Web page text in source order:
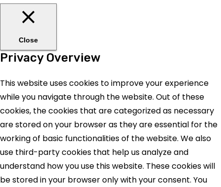
Close
Privacy Overview
This website uses cookies to improve your experience
while you navigate through the website. Out of these
cookies, the cookies that are categorized as necessary
are stored on your browser as they are essential for the
working of basic functionalities of the website. We also
use third-party cookies that help us analyze and
understand how you use this website. These cookies will
be stored in your browser only with your consent. You